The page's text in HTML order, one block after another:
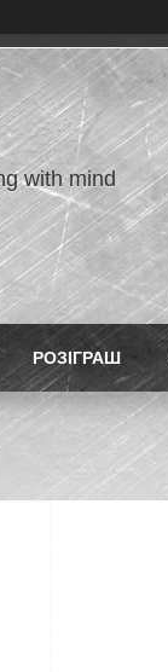
with mind
РОЗІГРАШ